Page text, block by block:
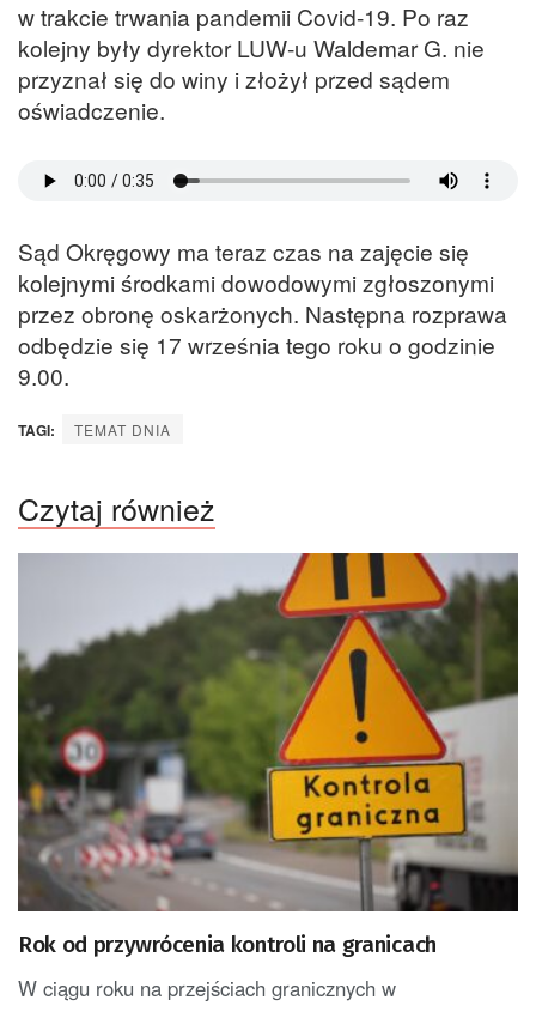
w trakcie trwania pandemii Covid-19. Po raz
kolejny były dyrektor LUW-u Waldemar G. nie
przyznał się do winy i złożył przed sądem
oświadczenie.
Sąd Okręgowy ma teraz czas na zajęcie się
kolejnymi środkami dowodowymi zgłoszonymi
przez obronę oskarżonych. Następna rozprawa
odbędzie się 17 września tego roku o godzinie
9.00.
TAGI: TEMAT DNIA
Czytaj również
Rok od przywrócenia kontroli na granicach
W ciągu roku na przejściach granicznych w